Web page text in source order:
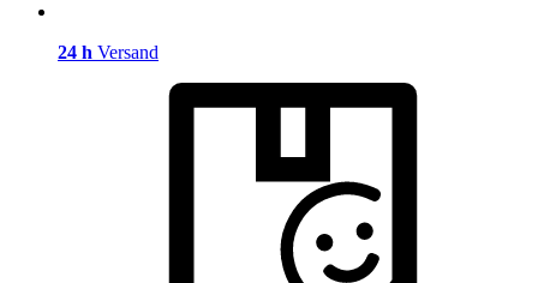
24 h Versand